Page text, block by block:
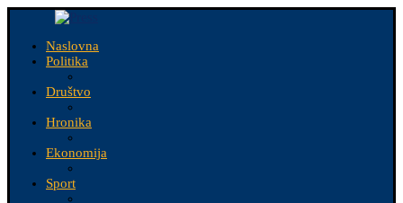
Naslovna
Politika
Društvo
Hronika
Ekonomija
Sport